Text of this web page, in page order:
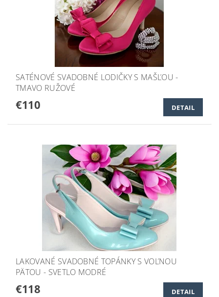
SATÉNOVÉ SVADOBNÉ LODIČKY S MAŠĽOU -
TMAVO RUŽOVÉ
€110 DETAIL
LAKOVANÉ SVADOBNÉ TOPÁNKY S VOĽNOU
PÄTOU - SVETLO MODRÉ
€118 DETAIL